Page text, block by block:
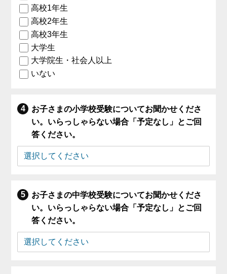
高校1年生
高校2年生
高校3年生
大学生
大学院生・社会人以上
いない
お子さまの小学校受験についてお聞かせくださ
い。いらっしゃらない場合「予定なし」とご回
答ください。
お子さまの中学校受験についてお聞かせくださ
い。いらっしゃらない場合「予定なし」とご回
答ください。